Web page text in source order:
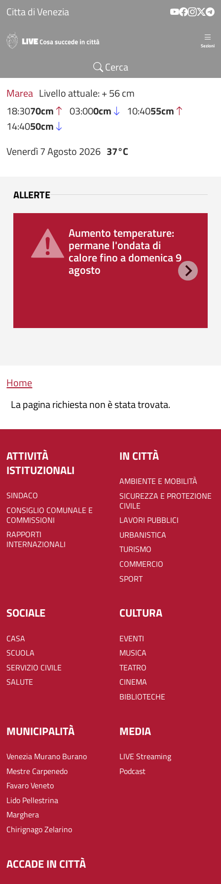
Salta al contenuto principale
Citta di Venezia
Sezioni
Cerca
Marea Livello attuale: + 56 cm
18:3070cm 03:000cm 10:4055cm
14:4050cm
Venerdì 7 Agosto 2026 37°C
ALLERTE
Aumento temperature:
permane l'ondata di
calore fino a domenica 9
agosto
Briciole di pane
Home
La pagina richiesta non è stata trovata.
ATTIVITÀ
ISTITUZIONALI
SINDACO
CONSIGLIO COMUNALE E
COMMISSIONI
RAPPORTI
INTERNAZIONALI
IN CITTÀ
AMBIENTE E MOBILITÀ
SICUREZZA E PROTEZIONE
CIVILE
LAVORI PUBBLICI
URBANISTICA
TURISMO
COMMERCIO
SPORT
SOCIALE
CASA
SCUOLA
SERVIZIO CIVILE
SALUTE
CULTURA
EVENTI
MUSICA
TEATRO
CINEMA
BIBLIOTECHE
MUNICIPALITÀ
Venezia Murano Burano
Mestre Carpenedo
Favaro Veneto
Lido Pellestrina
Marghera
Chirignago Zelarino
MEDIA
LIVE Streaming
Podcast
ACCADE IN CITTÀ